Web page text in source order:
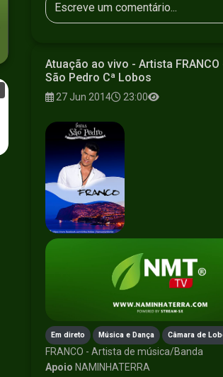
Atuação ao vivo - Artista
São Pedro Cª Lobos
27 Jun 2014 23:00
Em direto Música e Dança Câmara de
FRANCO - Artista de música/Banda
Apoio NAMINHATERRA